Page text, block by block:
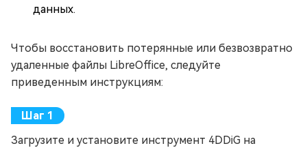
данных.
Чтобы восстановить потерянные или безвозвратно
удаленные файлы LibreOffice, следуйте
приведенным инструкциям:
Загрузите и установите инструмент 4DDiG на